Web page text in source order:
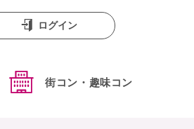
街コン・趣味コン
ログイン